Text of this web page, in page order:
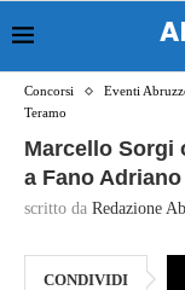
Concorsi Eventi
Teramo
Marcello Sorgi
a Fano Adriano
scritto da Redazione
CONDIVIDI